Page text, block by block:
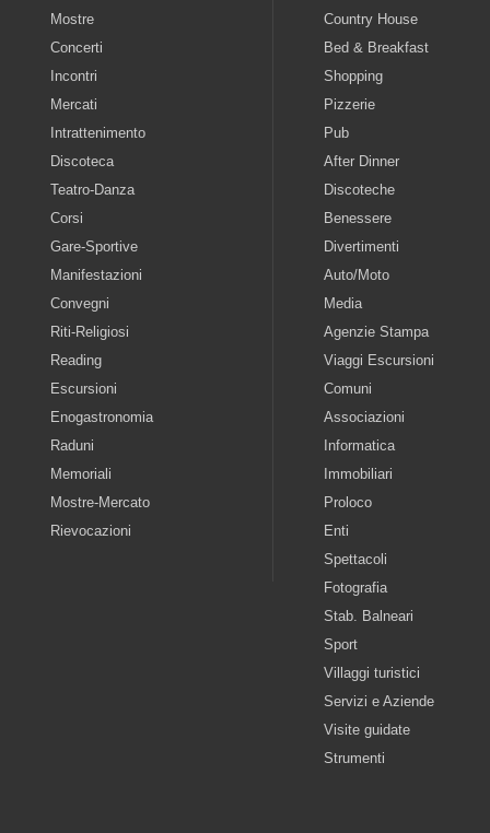
Mostre
Concerti
Incontri
Mercati
Intrattenimento
Discoteca
Teatro-Danza
Corsi
Gare-Sportive
Manifestazioni
Convegni
Riti-Religiosi
Reading
Escursioni
Enogastronomia
Raduni
Memoriali
Mostre-Mercato
Rievocazioni
Country House
Bed & Breakfast
Shopping
Pizzerie
Pub
After Dinner
Discoteche
Benessere
Divertimenti
Auto/Moto
Media
Agenzie Stampa
Viaggi Escursioni
Comuni
Associazioni
Informatica
Immobiliari
Proloco
Enti
Spettacoli
Fotografia
Stab. Balneari
Sport
Villaggi turistici
Servizi e Aziende
Visite guidate
Strumenti